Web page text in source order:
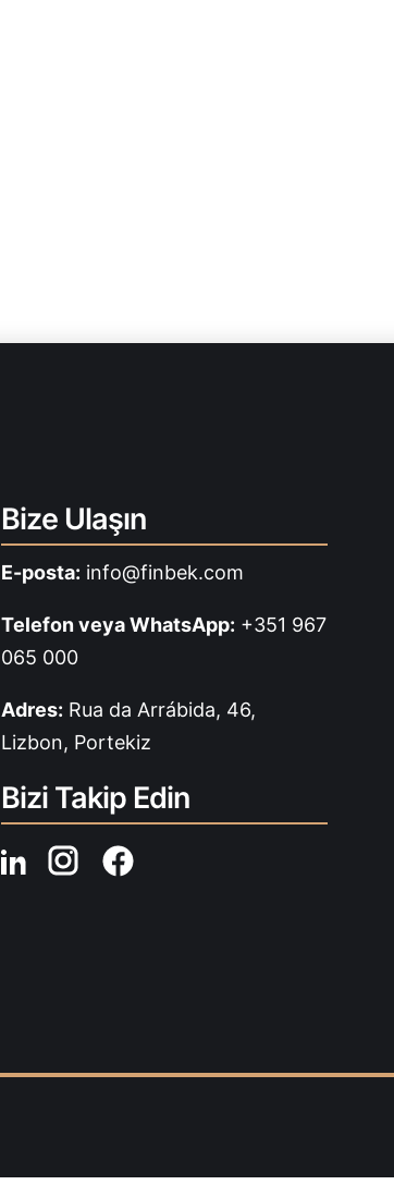
Bize Ulaşın
E-posta: info@finbek.com
Telefon veya WhatsApp: +351 967
065 000
Adres: Rua da Arrábida, 46,
Lizbon, Portekiz
Bizi Takip Edin